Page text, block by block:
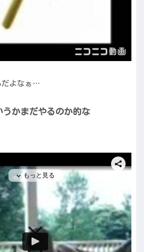
だよなぁ…
うかまだやるのか的な